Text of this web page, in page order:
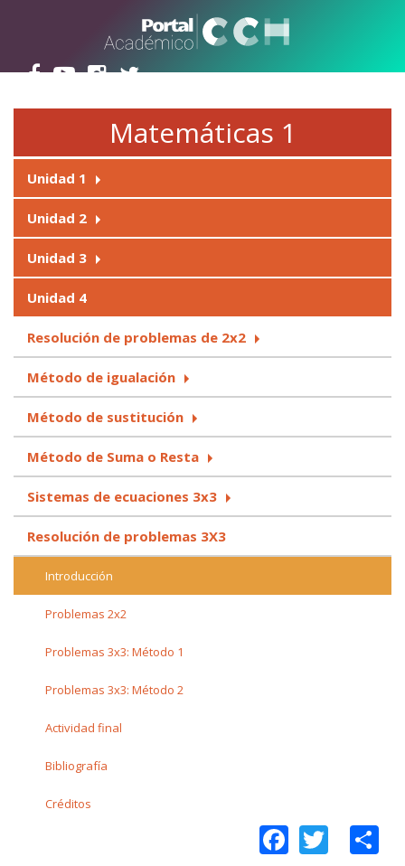
Matemáticas 1
Unidad 1
Unidad 2
Unidad 3
Unidad 4
Resolución de problemas de 2x2
Método de igualación
Método de sustitución
Método de Suma o Resta
Sistemas de ecuaciones 3x3
Resolución de problemas 3X3
Introducción
Problemas 2x2
Problemas 3x3: Método 1
Problemas 3x3: Método 2
Actividad final
Bibliografía
Créditos